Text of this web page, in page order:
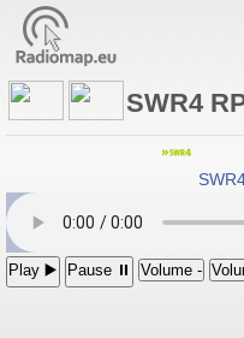
SWR4
Play ▶️ Pause ⏸ Volume -